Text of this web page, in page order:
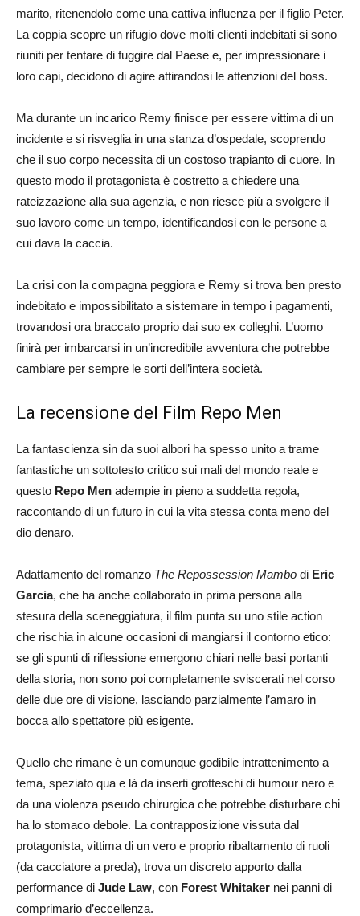
marito, ritenendolo come una cattiva influenza per il figlio Peter.
La coppia scopre un rifugio dove molti clienti indebitati si sono
riuniti per tentare di fuggire dal Paese e, per impressionare i
loro capi, decidono di agire attirandosi le attenzioni del boss.
Ma durante un incarico Remy finisce per essere vittima di un
incidente e si risveglia in una stanza d’ospedale, scoprendo
che il suo corpo necessita di un costoso trapianto di cuore. In
questo modo il protagonista è costretto a chiedere una
rateizzazione alla sua agenzia, e non riesce più a svolgere il
suo lavoro come un tempo, identificandosi con le persone a
cui dava la caccia.
La crisi con la compagna peggiora e Remy si trova ben presto
indebitato e impossibilitato a sistemare in tempo i pagamenti,
trovandosi ora braccato proprio dai suo ex colleghi. L’uomo
finirà per imbarcarsi in un’incredibile avventura che potrebbe
cambiare per sempre le sorti dell’intera società.
La recensione del Film Repo Men
La fantascienza sin da suoi albori ha spesso unito a trame
fantastiche un sottotesto critico sui mali del mondo reale e
questo Repo Men adempie in pieno a suddetta regola,
raccontando di un futuro in cui la vita stessa conta meno del
dio denaro.
Adattamento del romanzo The Repossession Mambo di Eric
Garcia, che ha anche collaborato in prima persona alla
stesura della sceneggiatura, il film punta su uno stile action
che rischia in alcune occasioni di mangiarsi il contorno etico:
se gli spunti di riflessione emergono chiari nelle basi portanti
della storia, non sono poi completamente sviscerati nel corso
delle due ore di visione, lasciando parzialmente l’amaro in
bocca allo spettatore più esigente.
Quello che rimane è un comunque godibile intrattenimento a
tema, speziato qua e là da inserti grotteschi di humour nero e
da una violenza pseudo chirurgica che potrebbe disturbare chi
ha lo stomaco debole. La contrapposizione vissuta dal
protagonista, vittima di un vero e proprio ribaltamento di ruoli
(da cacciatore a preda), trova un discreto apporto dalla
performance di Jude Law, con Forest Whitaker nei panni di
comprimario d’eccellenza.